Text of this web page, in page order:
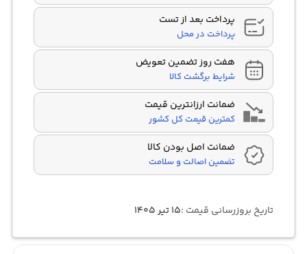
پرداخت بعد از تست
پرداخت در محل
هفت روز تضمین تعویض
شرایط برگشت کالا
ضمانت ارزانترین قیمت
کمترین قیمت کل کشور
ضمانت اصل بودن کالا
تضمین اصالت و سلامت
تاریخ بروزرسانی قیمت :۱۵ تیر ۱۴۰۵